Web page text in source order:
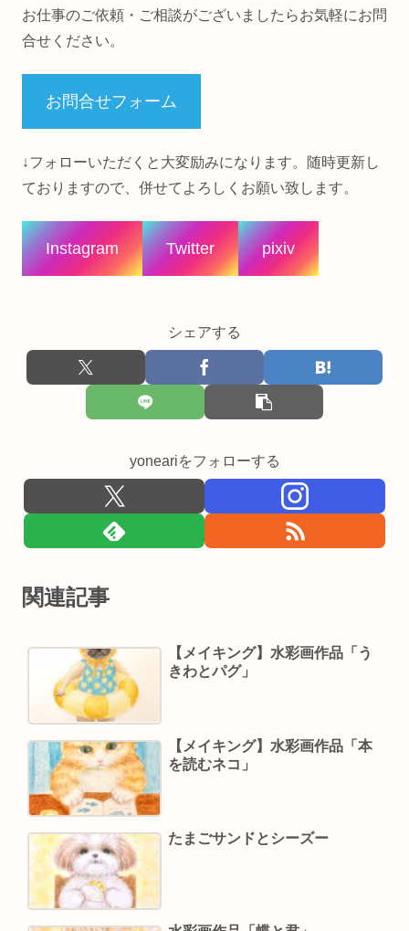
お仕事のご依頼・ご相談がございましたらお気軽にお問
合せください。
お問合せフォーム
↓フォローいただくと大変励みになります。随時更新し
ておりますので、併せてよろしくお願い致します。
Instagram Twitter pixiv
シェアする
yoneariをフォローする
関連記事
【メイキング】水彩画作品「う
きわとパグ」
【メイキング】水彩画作品「本
を読むネコ」
たまごサンドとシーズー